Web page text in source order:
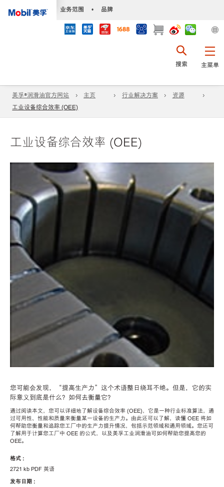
业务范围 • 品牌
主菜单
搜索
美孚®润滑油官方网站 主页 行业解决方案
资源
工业设备综合效率 (OEE)
工业设备综合效率 (OEE)
您可能会发现，“提高生产力”这个术语整日绕耳不绝。但是，它的实
际意义到底是什么？如何去衡量它？
通过阅读本文，您可以详细地了解设备综合效率 (OEE)，它是一种行业标准算法，通
过可用性、性能和质量来衡量某一设备的生产力。由此还可以了解，读懂 OEE 将如
何帮助您衡量和追踪您工厂中的生产力提升情况，包括示范领域和通用领域。您还可
了解用于计算您工厂中 OEE 的公式，以及美孚工业润滑油可如何帮助您提高您的
OEE。
格式 :
2721 kb PDF 英语
发布日期 :